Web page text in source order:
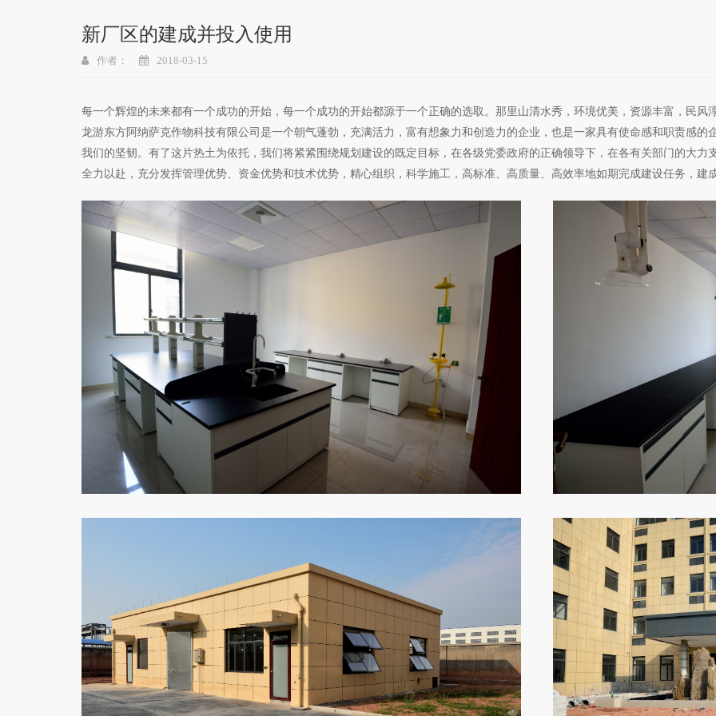
新厂区的建成并投入使用
作者： 2018-03-15
每一个辉煌的未来都有一个成功的开始，每一个成功的开始都源于一个正确的选取。那里山清水秀，环境优美，资源丰富，民风
龙游东方阿纳萨克作物科技有限公司是一个朝气蓬勃，充满活力，富有想象力和创造力的企业，也是一家具有使命感和职责感
我们的坚韧。有了这片热土为依托，我们将紧紧围绕规划建设的既定目标，在各级党委政府的正确领导下，在各有关部门的大
全力以赴，充分发挥管理优势、资金优势和技术优势，精心组织，科学施工，高标准、高质量、高效率地如期完成建设任务，建